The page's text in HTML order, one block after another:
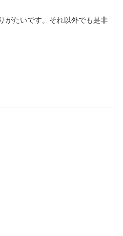
がたいです。それ以外でも是非